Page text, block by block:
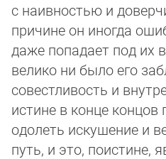
с на­ив­ностью и
причине он иногда
даже попадает под их
ве­ли­ко ни было его
совестливость и
истине в конце
одо­леть ис­ку­шение и
путь, и это, поистине,